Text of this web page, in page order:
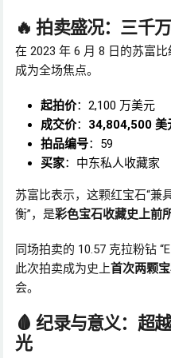
🔥 拍卖盛况：三千
在 2023 年 6 月 8 日的苏富比
成为全场焦点。
起拍价：2,100 万美元
成交价： 34,804,500 美
拍品编号：59
买家：中东私人收藏家
苏富比表示，这颗红宝石“兼
衡”，是彩色宝石收藏史上前
同场拍卖的 10.57 克拉粉钻
此次拍卖成为史上首次两颗
会。
🩸 纪录与意义：超
光